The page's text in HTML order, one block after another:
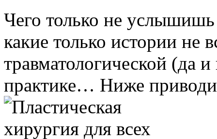
Чего только не услышишь
какие только истории не
травматологической (да
практике… Ниже